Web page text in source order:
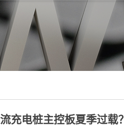
充电桩主控板夏季过载？